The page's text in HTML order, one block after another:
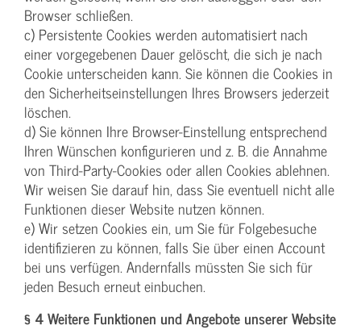
Browser schließen.
c) Persistente Cookies werden automatisiert nach
einer vorgegebenen Dauer gelöscht, die sich je nach
Cookie unterscheiden kann. Sie können die Cookies in
den Sicherheitseinstellungen Ihres Browsers jederzeit
löschen.
d) Sie können Ihre Browser-Einstellung entsprechend
Ihren Wünschen konfigurieren und z. B. die Annahme
von Third-Party-Cookies oder allen Cookies ablehnen.
Wir weisen Sie darauf hin, dass Sie eventuell nicht alle
Funktionen dieser Website nutzen können.
e) Wir setzen Cookies ein, um Sie für Folgebesuche
identifizieren zu können, falls Sie über einen Account
bei uns verfügen. Andernfalls müssten Sie sich für
jeden Besuch erneut einbuchen.
§ 4 Weitere Funktionen und Angebote unserer Website